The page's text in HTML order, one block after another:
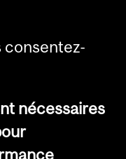
consentez-
nécessaires